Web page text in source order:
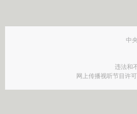
中
违法和
网上传播视听节目许